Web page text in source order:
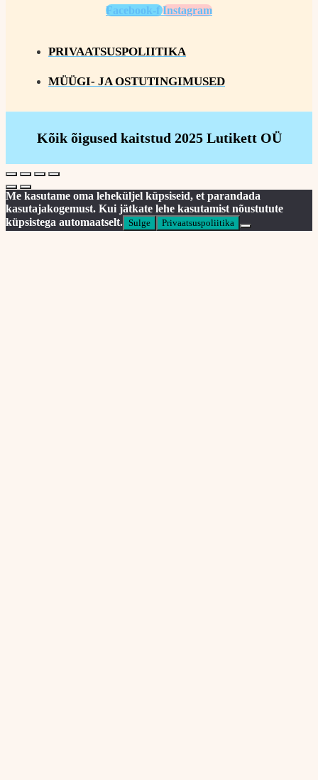
Facebook-f Instagram
PRIVAATSUSPOLIITIKA
MÜÜGI- JA OSTUTINGIMUSED
Kõik õigused kaitstud 2025 Lutikett OÜ
Me kasutame oma leheküljel küpsiseid, et parandada
kasutajakogemust. Kui jätkate lehe kasutamist nõustutute
küpsistega automaatselt. Sulge Privaatsuspoliitika